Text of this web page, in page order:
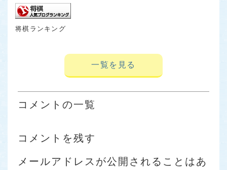
将棋ランキング
一覧を見る
コメントの一覧
コメントを残す
メールアドレスが公開されることはあ